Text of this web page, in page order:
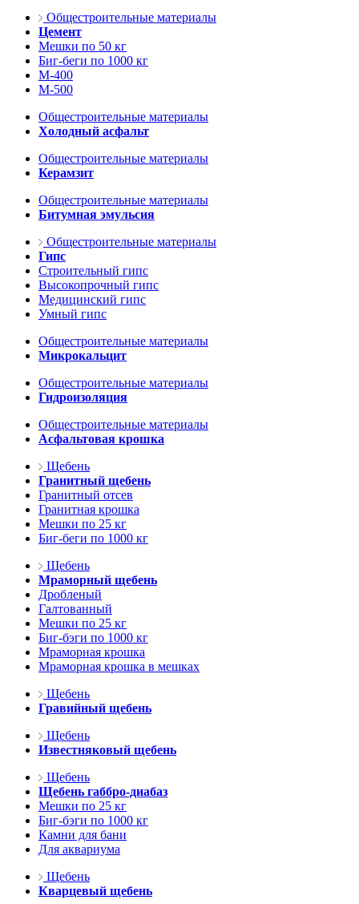
Общестроительные материалы
Цемент
Мешки по 50 кг
Биг-беги по 1000 кг
М-400
М-500
Общестроительные материалы
Холодный асфальт
Общестроительные материалы
Керамзит
Общестроительные материалы
Битумная эмульсия
Общестроительные материалы
Гипс
Строительный гипс
Высокопрочный гипс
Медицинский гипс
Умный гипс
Общестроительные материалы
Микрокальцит
Общестроительные материалы
Гидроизоляция
Общестроительные материалы
Асфальтовая крошка
Щебень
Гранитный щебень
Гранитный отсев
Гранитная крошка
Мешки по 25 кг
Биг-беги по 1000 кг
Щебень
Мраморный щебень
Дробленый
Галтованный
Мешки по 25 кг
Биг-бэги по 1000 кг
Мраморная крошка
Мраморная крошка в мешках
Щебень
Гравийный щебень
Щебень
Известняковый щебень
Щебень
Щебень габбро-диабаз
Мешки по 25 кг
Биг-бэги по 1000 кг
Камни для бани
Для аквариума
Щебень
Кварцевый щебень